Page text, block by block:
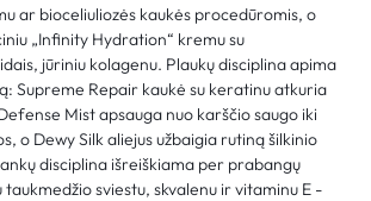
ar bioceliuliozės kaukės procedūromis, o
„Infinity Hydration“ kremu su
jūriniu kolagenu. Plaukų disciplina apima
Supreme Repair kaukė su keratinu atkuria
Mist apsauga nuo karščio saugo iki
o Dewy Silk aliejus užbaigia rutiną šilkinio
disciplina išreiškiama per prabangų
sviestu, skvalenu ir vitaminu E -